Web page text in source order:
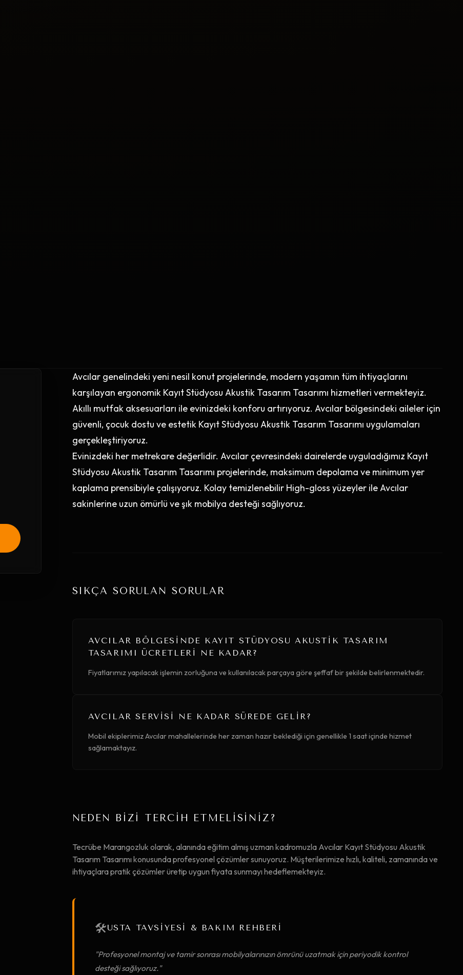
Avcılar genelindeki yeni nesil konut projelerinde, modern yaşamın tüm ihtiyaçlarını
karşılayan ergonomik Kayıt Stüdyosu Akustik Tasarım Tasarımı hizmetleri vermekteyiz.
Akıllı mutfak aksesuarları ile evinizdeki konforu artırıyoruz. Avcılar bölgesindeki aileler için
güvenli, çocuk dostu ve estetik Kayıt Stüdyosu Akustik Tasarım Tasarımı uygulamaları
gerçekleştiriyoruz.
Evinizdeki her metrekare değerlidir. Avcılar çevresindeki dairelerde uyguladığımız Kayıt
Stüdyosu Akustik Tasarım Tasarımı projelerinde, maksimum depolama ve minimum yer
kaplama prensibiyle çalışıyoruz. Kolay temizlenebilir High-gloss yüzeyler ile Avcılar
sakinlerine uzun ömürlü ve şık mobilya desteği sağlıyoruz.
SIKÇA SORULAN SORULAR
AVCILAR BÖLGESINDE KAYIT STÜDYOSU AKUSTIK TASARIM
TASARIMI ÜCRETLERI NE KADAR?
Fiyatlarımız yapılacak işlemin zorluğuna ve kullanılacak parçaya göre şeffaf bir şekilde belirlenmektedir.
AVCILAR SERVISI NE KADAR SÜREDE GELIR?
Mobil ekiplerimiz Avcılar mahallelerinde her zaman hazır beklediği için genellikle 1 saat içinde hizmet
sağlamaktayız.
NEDEN BİZİ TERCİH ETMELİSİNİZ?
Tecrübe Marangozluk olarak, alanında eğitim almış uzman kadromuzla Avcılar Kayıt Stüdyosu Akustik
Tasarım Tasarımı konusunda profesyonel çözümler sunuyoruz. Müşterilerimize hızlı, kaliteli, zamanında ve
ihtiyaçlara pratik çözümler üretip uygun fiyata sunmayı hedeflemekteyiz.
🛠️USTA TAVSİYESİ & BAKIM REHBERİ
"Profesyonel montaj ve tamir sonrası mobilyalarınızın ömrünü uzatmak için periyodik kontrol
desteği sağlıyoruz."